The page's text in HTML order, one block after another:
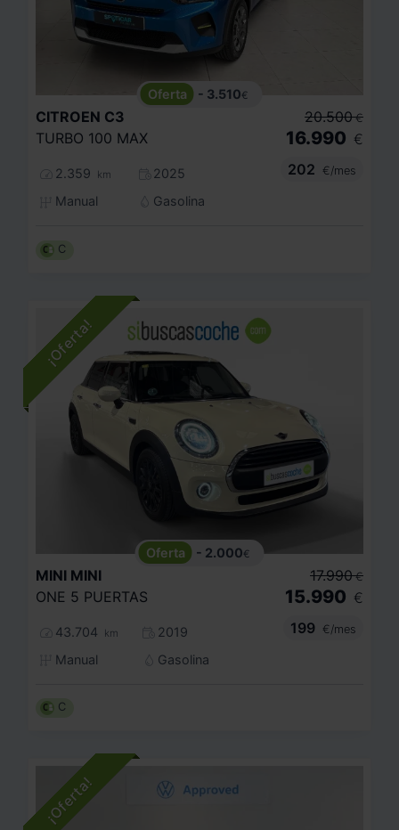
- 3.510€
CITROEN C3
TURBO 100 MAX
2.359 km
2025
Manual
Gasolina
20.500 €
16.990 €
202
€/mes
C
- 2.000€
MINI MINI
ONE 5 PUERTAS
43.704 km
2019
Manual
Gasolina
17.990 €
15.990 €
199
€/mes
C